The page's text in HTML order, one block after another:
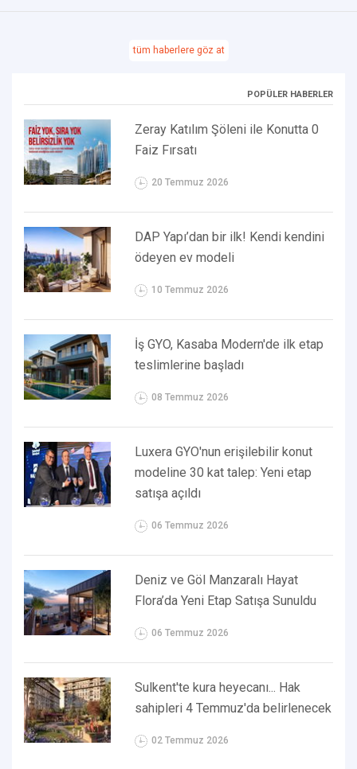
tüm haberlere göz at
POPÜLER HABERLER
Zeray Katılım Şöleni ile Konutta 0
Faiz Fırsatı
20 Temmuz 2026
DAP Yapı’dan bir ilk! Kendi kendini
ödeyen ev modeli
10 Temmuz 2026
İş GYO, Kasaba Modern'de ilk etap
teslimlerine başladı
08 Temmuz 2026
Luxera GYO'nun erişilebilir konut
modeline 30 kat talep: Yeni etap
satışa açıldı
06 Temmuz 2026
Deniz ve Göl Manzaralı Hayat
Flora’da Yeni Etap Satışa Sunuldu
06 Temmuz 2026
Sulkent'te kura heyecanı... Hak
sahipleri 4 Temmuz'da belirlenecek
02 Temmuz 2026